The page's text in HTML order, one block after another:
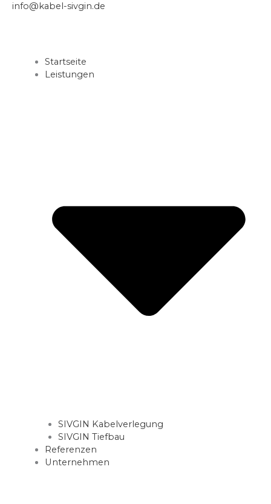
info@kabel-sivgin.de
Startseite
Leistungen
SIVGIN Kabelverlegung
SIVGIN Tiefbau
Referenzen
Unternehmen